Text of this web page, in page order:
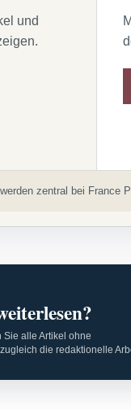
und
zentral bei France
Sie alle Artikel ohne
die redaktionelle